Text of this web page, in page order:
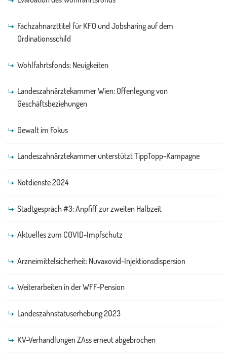
Fachzahnarzttitel für KFO und Jobsharing auf dem
Ordinationsschild
Wohlfahrtsfonds: Neuigkeiten
Landeszahnärztekammer Wien: Offenlegung von
Geschäftsbeziehungen
Gewalt im Fokus
Landeszahnärztekammer unterstützt TippTopp-Kampagne
Notdienste 2024
Stadtgespräch #3: Anpfiff zur zweiten Halbzeit
Aktuelles zum COVID-Impfschutz
Arzneimittelsicherheit: Nuvaxovid-Injektionsdispersion
Weiterarbeiten in der WFF-Pension
Landeszahnstatuserhebung 2023
KV-Verhandlungen ZAss erneut abgebrochen